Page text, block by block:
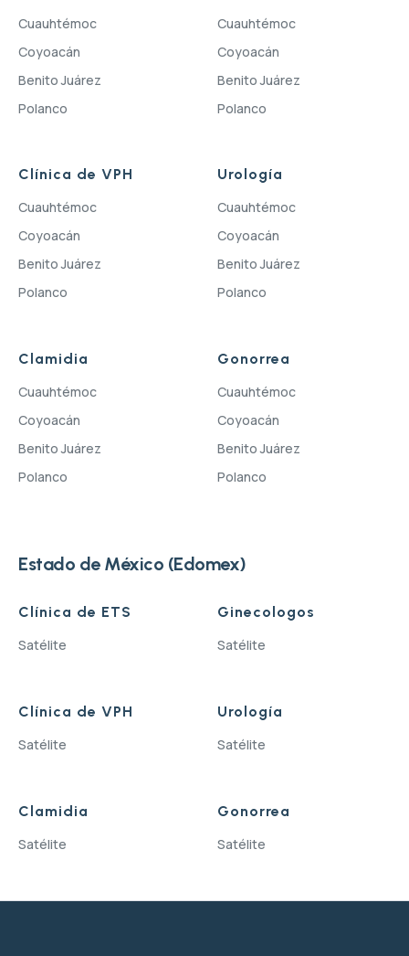
Cuauhtémoc
Coyoacán
Benito Juárez
Polanco
Cuauhtémoc
Coyoacán
Benito Juárez
Polanco
Clínica de VPH
Cuauhtémoc
Coyoacán
Benito Juárez
Polanco
Urología
Cuauhtémoc
Coyoacán
Benito Juárez
Polanco
Clamidia
Cuauhtémoc
Coyoacán
Benito Juárez
Polanco
Gonorrea
Cuauhtémoc
Coyoacán
Benito Juárez
Polanco
Estado de México (Edomex)
Clínica de ETS
Satélite
Ginecologos
Satélite
Clínica de VPH
Satélite
Urología
Satélite
Clamidia
Satélite
Gonorrea
Satélite